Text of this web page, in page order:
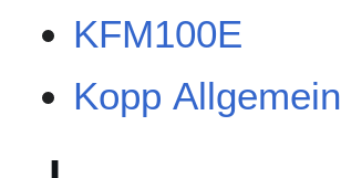
KFM100E
Kopp Allgemein